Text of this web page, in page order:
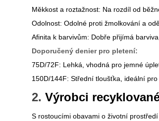
Měkkost a roztažnost: Na rozdíl od
Odolnost: Odolné proti žmolkování a
Afinita k barvivům: Dobře přijímá
Doporučený denier pro pletení:
75D/72F: Lehká, vhodná pro jemné
150D/144F: Střední tloušťka, ideální pro
2. Výrobci
S rostoucími obavami o životní